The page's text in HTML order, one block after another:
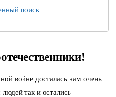
поиск
войне досталась нам очень
так и остались